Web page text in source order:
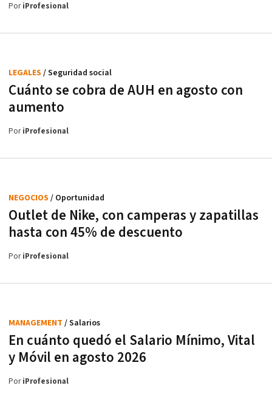
PoriProfesional
Cuánto se cobra de AUH en agosto con
aumento
LEGALES / Seguridad social
PoriProfesional
Outlet de Nike, con camperas y zapatillas
hasta con 45% de descuento
NEGOCIOS / Oportunidad
PoriProfesional
En cuánto quedó el Salario Mínimo, Vital
y Móvil en agosto 2026
MANAGEMENT / Salarios
PoriProfesional